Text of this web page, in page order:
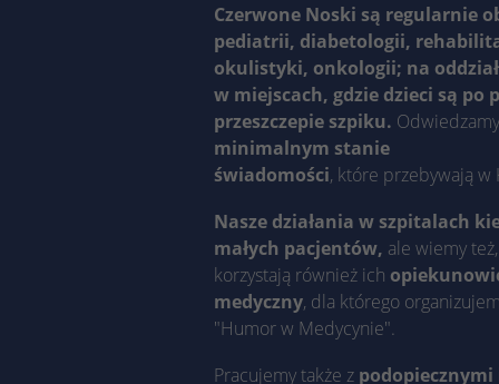
Czerwone Noski są regularnie
pediatrii, diabetologii,
okulistyki, onkologii; na
w miejscach, gdzie dzieci są po
przeszczepie szpiku. Odwiedzamy
minimalnym stanie
świadomości, które przebywają w
Nasze działania w szpitalach
małych pacjentów, ale wiemy
korzystają również ich
medyczny, dla którego
"Humor w Medycynie".
Pracujemy także z